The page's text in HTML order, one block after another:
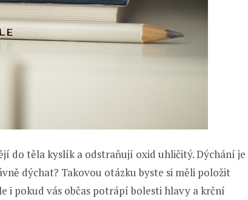
do těla kyslík a odstraňují oxid uhličitý. Dýchání je
dýchat? Takovou otázku byste si měli položit
i pokud vás občas potrápí bolesti hlavy a krční